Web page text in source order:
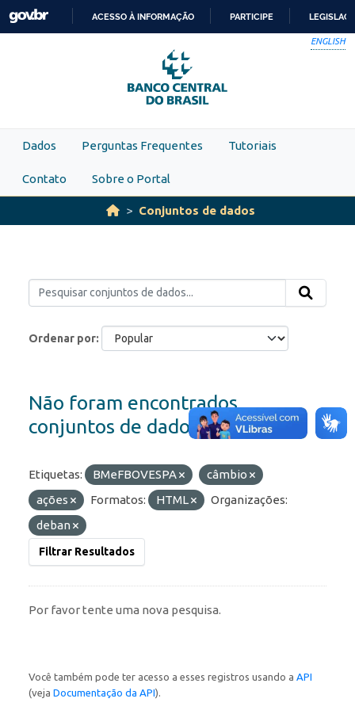
Skip to main content
PARA
O
CONTEÚDO
ACESSO À INFORMAÇÃO PARTICIPE
ENGLISH
Dados Perguntas Frequentes Tutoriais
Contato Sobre o Portal
Conjuntos de dados
Ordenar por
Não foram encontrados
conjuntos de dados
Etiquetas: BMeFBOVESPA
câmbio
ações
Formatos: HTML
Organizações:
deban
Filtrar Resultados
Por favor tente uma nova pesquisa.
Você também pode ter acesso a esses registros usando a API
(veja Documentação da API).